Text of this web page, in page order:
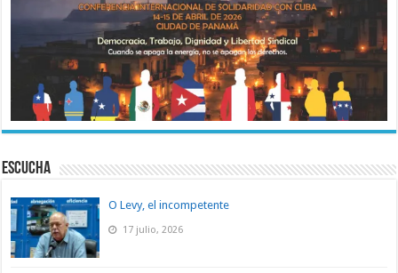
ESCUCHA
O Levy, el incompetente
17 julio, 2026